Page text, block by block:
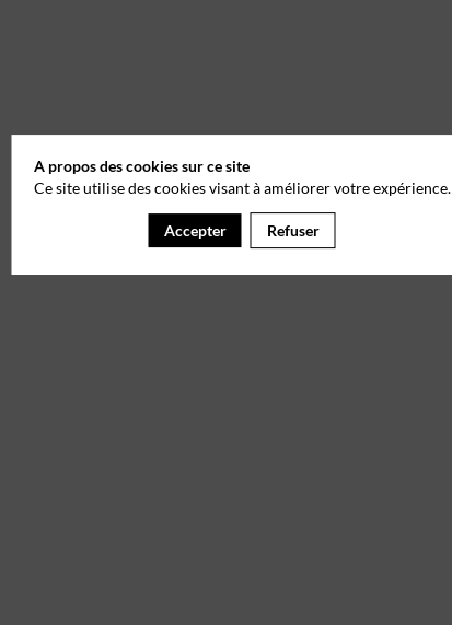
Il manque du contenu : rafraichissez votre navigateur
A propos des cookies sur ce site
Ce site utilise des cookies visant à améliorer votre expérience.
Accepter Refuser